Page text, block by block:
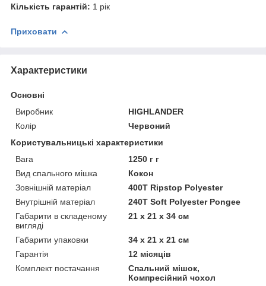
Кількість гарантій: 1 рік
Приховати
Характеристики
Основні
Виробник
HIGHLANDER
Колір
Червоний
Користувальницькі характеристики
Вага
1250 г г
Вид спального мішка
Кокон
Зовнішній матеріал
400T Ripstop Polyester
Внутрішній матеріал
240T Soft Polyester Pongee
Габарити в складеному
вигляді
21 х 21 х 34 см
Габарити упаковки
34 х 21 х 21 см
Гарантія
12 місяців
Комплект постачання
Спальний мішок,
Компресійний чохол